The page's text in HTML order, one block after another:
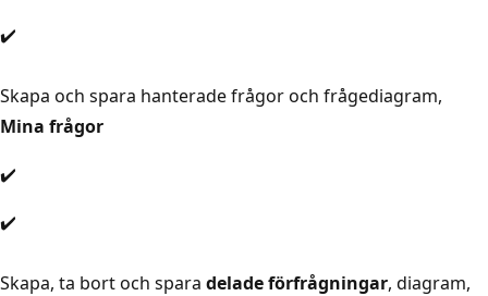
✔️
Skapa och spara hanterade frågor och frågediagram,
Mina frågor
✔️
✔️
Skapa, ta bort och spara delade förfrågningar, diagram,